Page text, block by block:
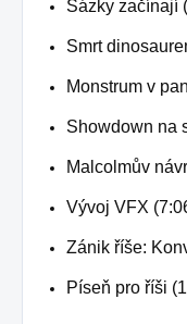
Sázky začínají
Smrt
Monstrum v
Showdown na
Malcolmův
Vývoj VFX
Zánik říše:
Píseň pro říši